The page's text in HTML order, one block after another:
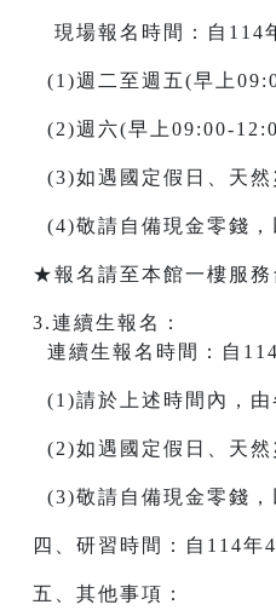
現場報名時間：自114
(1)週二至週五(早上
(2)週六(早上09:00-
(3)如遇國定假日、天然
(4)敬請自備現金零錢，
★報名請至本館一樓服務
3.連續生報名：
連續生報名時間：自
(1)請於上述時間內，由
(2)如遇國定假日、天然
(3)敬請自備現金零錢，
四、研習時間：自114年
五、其他事項：